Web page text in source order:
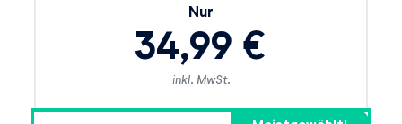
Nur
34,99 €
inkl. MwSt.